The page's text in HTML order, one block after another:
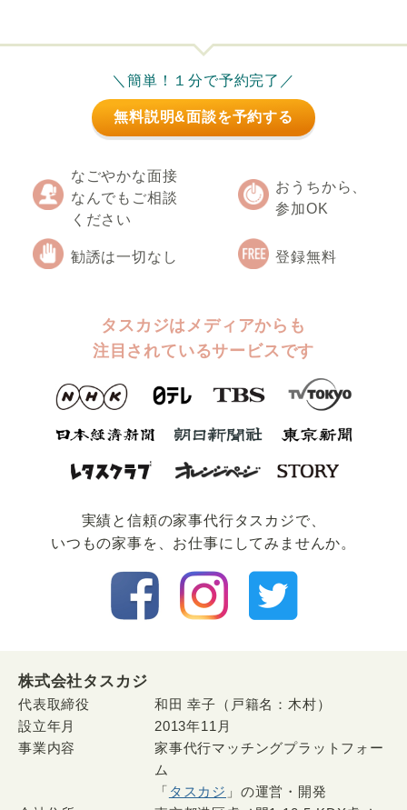
＼簡単！１分で予約完了／
無料説明&面談を予約する
なごやかな面接
なんでもご相談
ください
おうちから、
参加OK
勧誘は一切なし 登録無料
タスカジはメディアからも
注目されているサービスです
実績と信頼の家事代⾏タスカジで、
いつもの家事を、お仕事にしてみませんか。
株式会社タスカジ
代表取締役
和田 幸子（戸籍名：木村）
設立年月
2013年11月
事業内容
家事代行マッチングプラットフォー
ム
「 タスカジ 」の運営・開発